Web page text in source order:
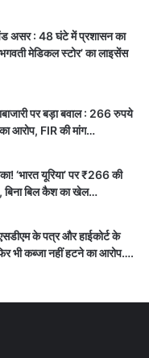
असर : 48 घंटे में प्रशासन का
मेडिकल स्टोर’ का लाइसेंस
पर बड़ा बवाल : 266 रुपये
आरोप, FIR की मांग…
‘भारत यूरिया’ पर ₹266 की
बिल कैश का खेल…
के पत्र और हाईकोर्ट के
भी कब्जा नहीं हटने का आरोप….